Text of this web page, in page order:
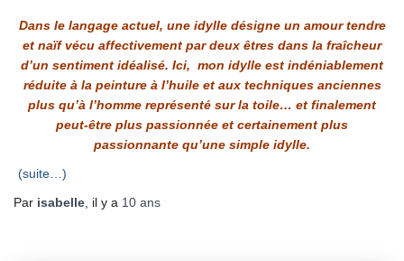
Dans le langage actuel, une idylle désigne un amour tendre
et naïf vécu affectivement par deux êtres dans la fraîcheur
d’un sentiment idéalisé. Ici, mon idylle est indéniablement
réduite à la peinture à l’huile et aux techniques anciennes
plus qu’à l’homme représenté sur la toile… et finalement
peut-être plus passionnée et certainement plus
passionnante qu’une simple idylle.
(suite…)
Par isabelle , il y a 10 ans